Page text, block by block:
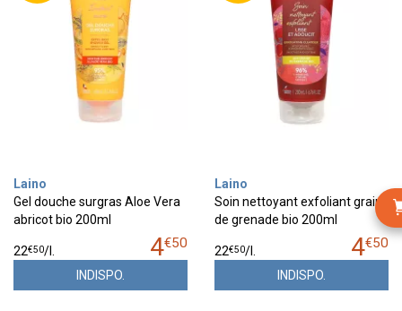
Laino
Gel douche surgras Aloe Vera
abricot bio 200ml
4€50
22€50/
INDISPO.
Laino
Soin nettoyant exfoliant grains
de grenade bio 200ml
4€50
22€50/
INDISPO.